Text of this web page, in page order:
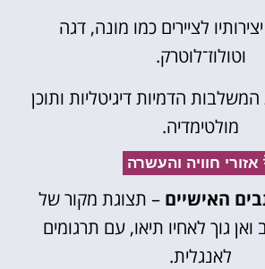
לציירים כמו מונה, דגה
וטולוז־לוטרק.
המשלבות הדמיות דיגיטליות ותוכן
מולטימדיה.
אזורי חוויה והעשרה
האישיים – תצוגת מקור של
גוך לאחיו תיאו, עם תרגומים
לאנגלית.